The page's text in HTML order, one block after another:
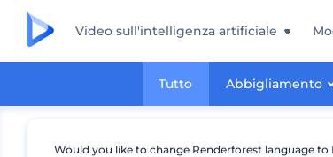
Video sull'intelligenza artificiale
Tutto Abbigliamento
Would you like to change Renderforest language to